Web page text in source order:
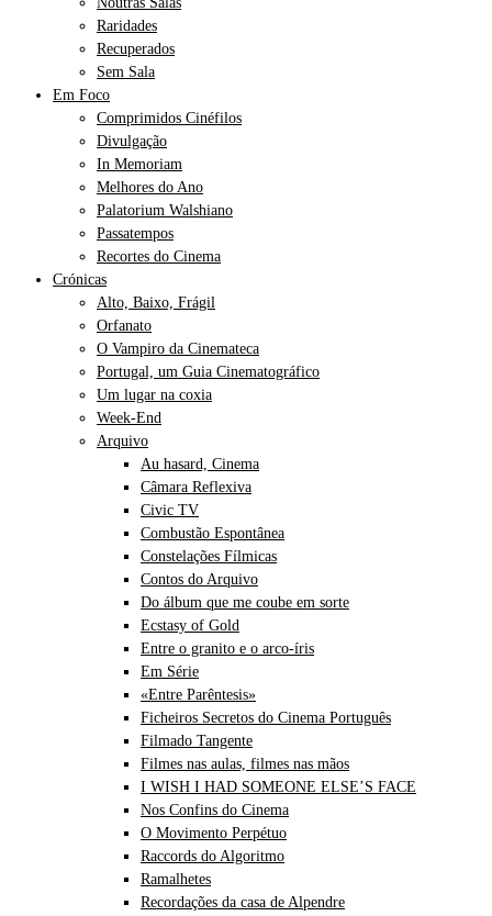
Raridades
Recuperados
Sem Sala
Em Foco
Comprimidos Cinéfilos
Divulgação
In Memoriam
Melhores do Ano
Palatorium Walshiano
Passatempos
Recortes do Cinema
Crónicas
Alto, Baixo, Frágil
Orfanato
O Vampiro da Cinemateca
Portugal, um Guia Cinematográfico
Um lugar na coxia
Week-End
Arquivo
Au hasard, Cinema
Câmara Reflexiva
Civic TV
Combustão Espontânea
Constelações Fílmicas
Contos do Arquivo
Do álbum que me coube em sorte
Ecstasy of Gold
Entre o granito e o arco-íris
Em Série
«Entre Parêntesis»
Ficheiros Secretos do Cinema Português
Filmado Tangente
Filmes nas aulas, filmes nas mãos
I WISH I HAD SOMEONE ELSE’S FACE
Nos Confins do Cinema
O Movimento Perpétuo
Raccords do Algoritmo
Ramalhetes
Recordações da casa de Alpendre